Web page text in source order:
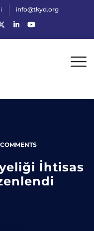
info@tkyd.org
İhtisas